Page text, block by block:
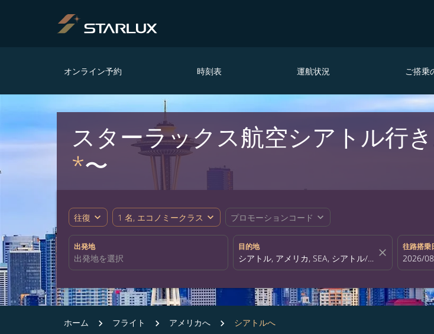
オンライン予約 時刻表 運航状況 ご搭乗
スターラックス航空シアトル行
*〜
往復 expand_more 1 名, エコノミークラス expand_more プロモーションコード expand_more
出発地 目的地
close
往路搭乗
fc-
2026/
ホーム フライト アメリカへ シアトルへ